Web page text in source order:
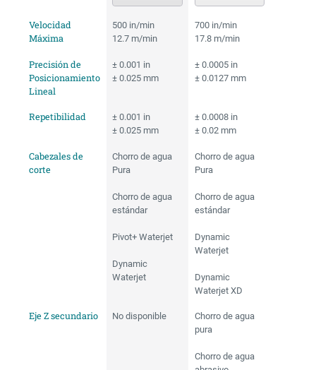
Velocidad
Máxima
500 in/min
12.7 m/min
700 in/min
17.8 m/min
Precisión de
Posicionamiento
Lineal
± 0.001 in
± 0.025 mm
± 0.0005 in
± 0.0127 mm
Repetibilidad
± 0.001 in
± 0.025 mm
± 0.0008 in
± 0.02 mm
Cabezales de
corte
Chorro de agua
Pura
Chorro de agua
estándar
Pivot+ Waterjet
Dynamic
Waterjet
Chorro de agua
Pura
Chorro de agua
estándar
Dynamic
Waterjet
Dynamic
Waterjet XD
Eje Z secundario No disponible
Chorro de agua
pura
Chorro de agua